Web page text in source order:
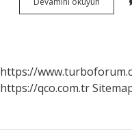
Orjinali
https://
https://qco.com.tr